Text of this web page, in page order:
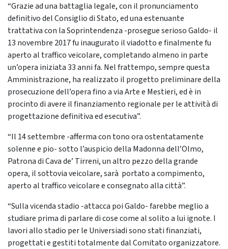
“Grazie ad una battaglia legale, con il pronunciamento
definitivo del Consiglio di Stato, ed una estenuante
trattativa con la Soprintendenza -prosegue serioso Galdo- il
13 novembre 2017 fu inaugurato il viadotto e finalmente fu
aperto al traffico veicolare, completando almeno in parte
un’opera iniziata 33 anni fa. Nel frattempo, sempre questa
Amministrazione, ha realizzato il progetto preliminare della
prosecuzione dell’opera fino a via Arte e Mestieri, ed è in
procinto di avere il finanziamento regionale per le attività di
progettazione definitiva ed esecutiva”.
“Il 14 settembre -afferma con tono ora ostentatamente
solenne e pio- sotto l’auspicio della Madonna dell’Olmo,
Patrona di Cava de’ Tirreni, un altro pezzo della grande
opera, il sottovia veicolare, sarà portato a compimento,
aperto al traffico veicolare e consegnato alla città”.
“Sulla vicenda stadio -attacca poi Galdo- farebbe meglio a
studiare prima di parlare di cose come al solito a lui ignote. I
lavori allo stadio per le Universiadi sono stati finanziati,
progettati e gestiti totalmente dal Comitato organizzatore.